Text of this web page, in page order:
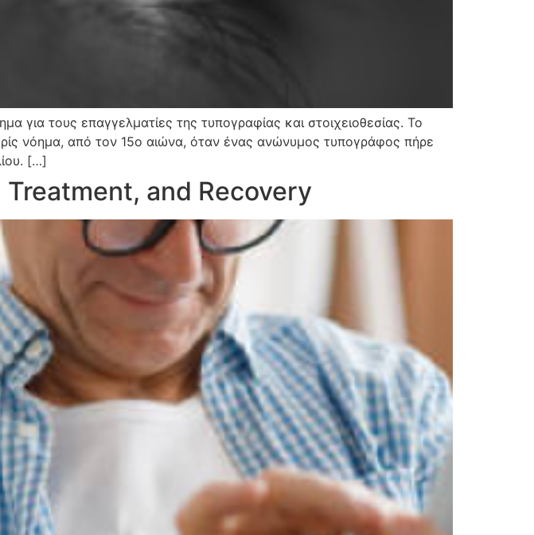
για τους επαγγελματίες της τυπογραφίας και στοιχειοθεσίας. Το
νόημα, από τον 15ο αιώνα, όταν ένας ανώνυμος τυπογράφος πήρε
[…]
and Recovery